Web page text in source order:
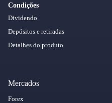
Condições
Dividendo
Depósitos e retiradas
Detalhes do produto
Mercados
Forex